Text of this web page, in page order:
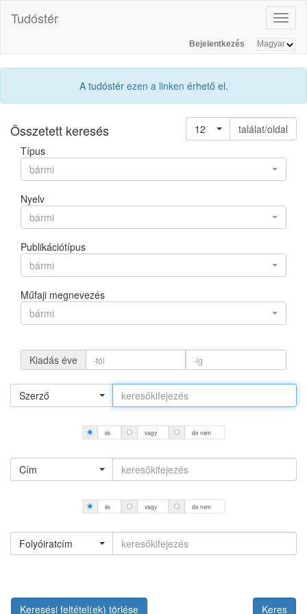
Tudóstér
Bejelentkezés
A tudóstér ezen a linken érhető el.
Összetett keresés 12
találat/oldal
Típus
bármi
Nyelv
bármi
Publikációtípus
bármi
Műfaji megnevezés
bármi
Kiadás éve
Szerző
és vagy de nem
Cím
és vagy de nem
Folyóiratcím
Keresési feltétel(ek) törlése